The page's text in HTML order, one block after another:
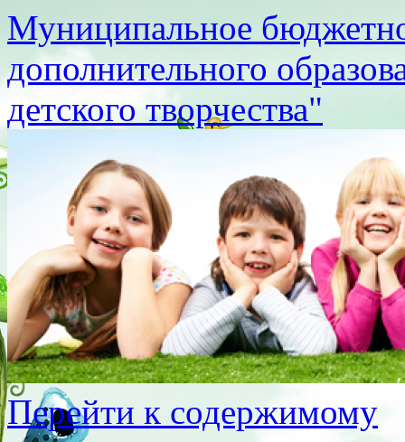
Муниципальное
дополнительного
детского творчества"
Перейти к содержимому